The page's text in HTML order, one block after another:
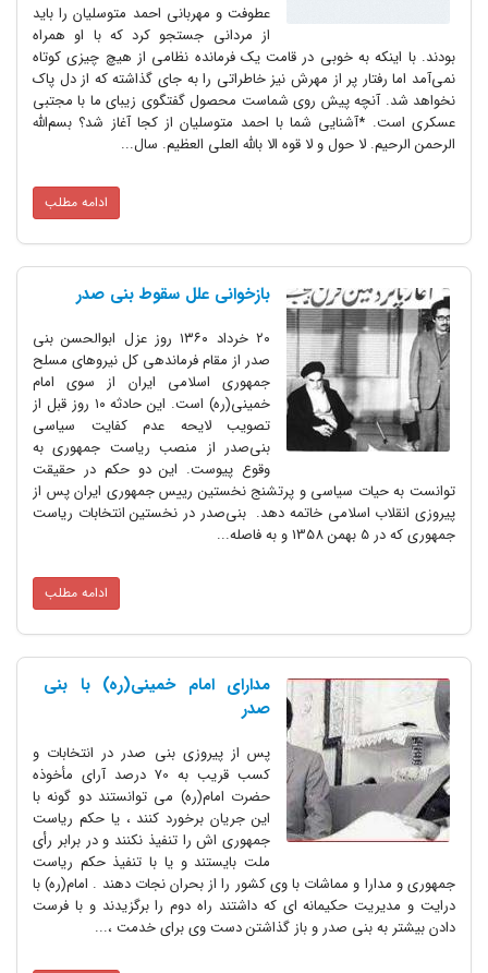
عطوفت و مهربانی احمد متوسلیان را باید
از مردانی جستجو کرد که با او همراه
بودند. با اینکه به خوبی در قامت یک فرمانده نظامی از هیچ چیزی کوتاه
نمی‌آمد اما رفتار پر از مهرش نیز خاطراتی را به جای گذاشته که از دل پاک
نخواهد شد. آنچه پیش روی شماست محصول گفتگوی زیبای ما با مجتبی
عسکری است. *آشنایی شما با احمد متوسلیان از کجا آغاز شد؟ بسم‌الله‌
الرحمن الرحیم. لا حول و لا قوه الا بالله العلی العظیم. سال...
ادامه مطلب
بازخوانی علل سقوط بنی صدر
۲۰ خرداد ۱۳۶۰ روز عزل ابوالحسن بنی
صدر از مقام فرماندهی کل نیروهای مسلح
جمهوری اسلامی ایران از سوی امام
خمینی(ره) است. این حادثه ۱۰ روز قبل از
تصویب لایحه عدم کفایت سیاسی
بنی‌صدر از منصب ریاست جمهوری به
وقوع پیوست. این دو حکم در حقیقت
توانست به حیات سیاسی و پرتشنج نخستین رییس جمهوری ایران پس از
پیروزی انقلاب اسلامی خاتمه دهد. بنی‌صدر در نخستین انتخابات ریاست
جمهوری که در 5 بهمن 1358 و به فاصله...
ادامه مطلب
مدارای امام خمینی(ره) با بنی
صدر
پس از پیروزی بنی صدر در انتخابات و
کسب قریب به 70 درصد آرای مأخوذه
حضرت امام(ره) می توانستند دو گونه با
این جریان برخورد کنند ، یا حکم ریاست
جمهوری اش را تنفیذ نکنند و در برابر رأی
ملت بایستند و یا با تنفیذ حکم ریاست
جمهوری و مدارا و مماشات با وی کشور را از بحران نجات دهند . امام(ره) با
درایت و مدیریت حکیمانه ای که داشتند راه دوم را برگزیدند و با فرست
دادن بیشتر به بنی صدر و باز گذاشتن دست وی برای خدمت ،...